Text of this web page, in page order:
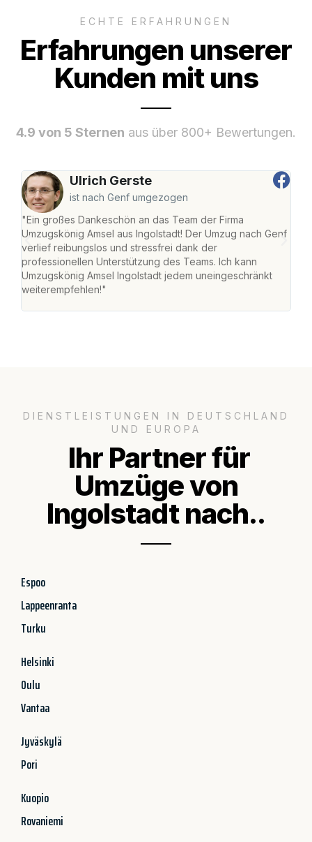
ECHTE ERFAHRUNGEN
Erfahrungen unserer
Kunden mit uns
4.9 von 5 Sternen aus über 800+ Bewertungen.
Ulrich Gerste
ist nach Genf umgezogen
"Ein großes Dankeschön an das Team der Firma
Umzugskönig Amsel aus Ingolstadt! Der Umzug nach Genf
verlief reibungslos und stressfrei dank der
professionellen Unterstützung des Teams. Ich kann
Umzugskönig Amsel Ingolstadt jedem uneingeschränkt
weiterempfehlen!"
DIENSTLEISTUNGEN IN DEUTSCHLAND
UND EUROPA
Ihr Partner für
Umzüge von
Ingolstadt nach..
Espoo
Lappeenranta
Turku
Helsinki
Oulu
Vantaa
Jyväskylä
Pori
Kuopio
Rovaniemi